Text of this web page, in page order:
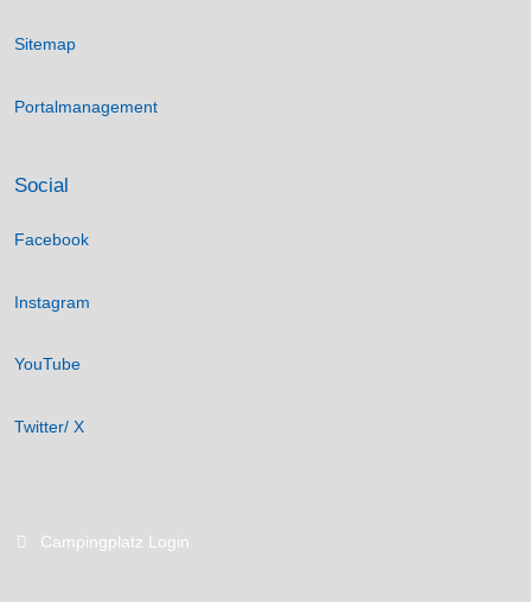
Sitemap
Portalmanagement
Social
Facebook
Instagram
YouTube
Twitter/ X
Campingplatz Login